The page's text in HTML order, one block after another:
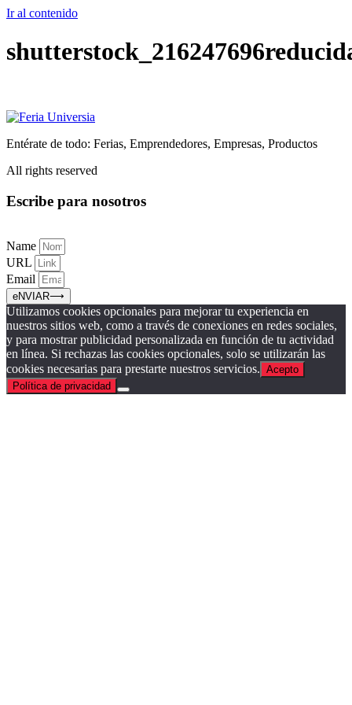
Ir al contenido
Entérate de todo: Ferias, Emprendedores, Empresas, Productos
All rights reserved
Escribe para nosotros
Name
URL
Email
eNVIAR⟶
Utilizamos cookies opcionales para mejorar tu experiencia en
nuestros sitios web, como a través de conexiones en redes sociales,
y para mostrar publicidad personalizada en función de tu actividad
en línea. Si rechazas las cookies opcionales, solo se utilizarán las
cookies necesarias para prestarte nuestros servicios. Acepto
Política de privacidad